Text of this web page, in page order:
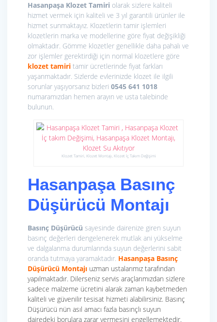
Hasanpaşa Klozet Tamiri olarak sizlere kaliteli
hizmet vermek için kaliteli ve 3 yıl garantili ürünler ile
hizmet sunmaktayız. Klozetlerin tamir işlemleri
klozetlerin marka ve modellerine göre fiyat değişikliği
olmaktadır. Gömme klozetler genellikle daha pahalı ve
zor işlemler gerektirdiği için normal klozetlere göre
klozet tamiri tamir ücretlerinde fiyat farkları
yaşanmaktadır. Sizlerde evlerinizde klozet ile ilgili
sorunlar yaşıyorsanız bizleri 0545 641 1018
numaramızdan hemen arayın ve usta talebinde
bulunun.
Klozet Tamiri, Klozet Montajı, Klozet İç Takım Değişimi
Hasanpaşa Basınç
Düşürücü Montajı
Basınç Düşürücü sayesinde dairenize giren suyun
basınç değerleri dengelenerek mutlak ani yükselme
ve dalgalanma durumlarında suyun değerlerini sabit
oranda tutmaya yaramaktadır. Hasanpaşa Basınç
Düşürücü Montajı uzman ustalarımız tarafından
yapılmaktadır. Dilerseniz servis araçlarımızdan sizlere
sadece malzeme ücretini alarak zaman kaybetmeden
kaliteli ve güvenilir tesisat hizmeti alabilirsiniz. Basınç
Düşürücü nün asıl amacı fazla basınçlı suyun
dairedeki borulara zarar vermesini engellemektedir.